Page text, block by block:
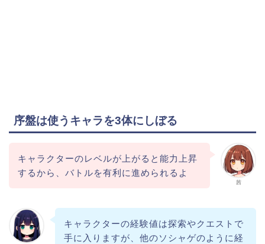
序盤は使うキャラを3体にしぼる
茜
キャラクターのレベルが上がると能力上昇
するから、バトルを有利に進められるよ
キャラクターの経験値は探索やクエストで
手に入りますが、他のソシャゲのように経